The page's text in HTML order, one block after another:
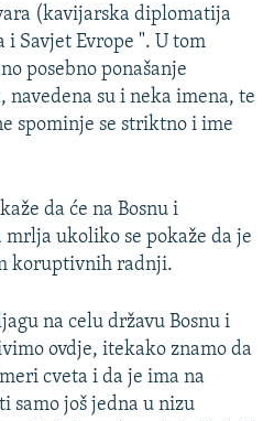
(kavijarska diplomatija
Savjet Evrope ". U tom
posebno ponašanje
navedena su i neka imena, te
spominje se striktno i ime
da će na Bosnu i
ukoliko se pokaže da je
koruptivnih radnji.
na celu državu Bosnu i
ovdje, itekako znamo da
cveta i da je ima na
samo još jedna u nizu